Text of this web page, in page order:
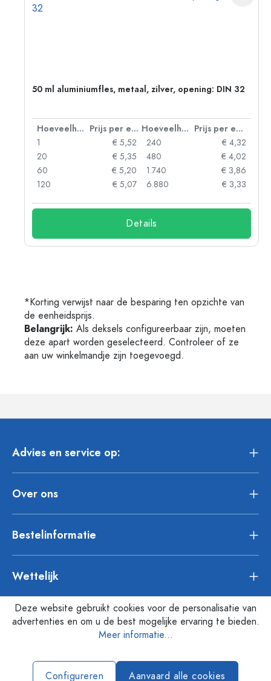
50 ml aluminiumfles, metaal, zilver, opening: DIN 32
Hoeveelheid Prijs per eenheid Hoeveelheid
Prijs per eenheid
1
€ 5,52
20
€ 5,35
60
€ 5,20
120
€ 5,07
240
€ 4,32
480
€ 4,02
1.740
€ 3,86
6.880
€ 3,33
Details
*Korting verwijst naar de besparing ten opzichte van
de eenheidsprijs.
Belangrijk: Als deksels configureerbaar zijn, moeten
deze apart worden geselecteerd. Controleer of ze
aan uw winkelmandje zijn toegevoegd.
Advies en service op:
Over ons
Bestelinformatie
Wettelijk
Deze website gebruikt cookies voor de personalisatie van
advertenties en om u de best mogelijke ervaring te bieden.
Meer informatie...
Configureren Aanvaard alle cookies